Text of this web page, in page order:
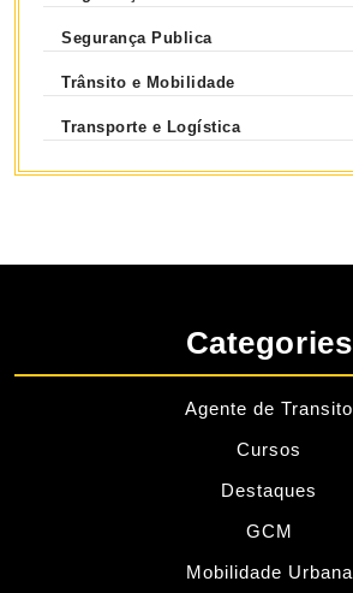
Segurança Publica
Trânsito e Mobilidade
Transporte e Logística
Categories
Agente de Transito
Cursos
Destaques
GCM
Mobilidade Urbana